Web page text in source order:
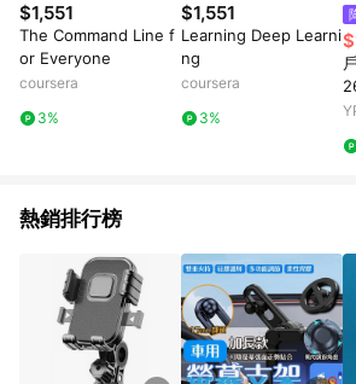
$1,551
The Command Line f
or Everyone
coursera
3%
$1,551
Learning Deep Learni
ng
coursera
3%
熱銷排行榜